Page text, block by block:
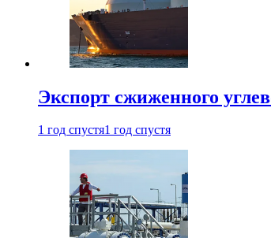
Экспорт сжиженного
1 год спустя1 год спустя